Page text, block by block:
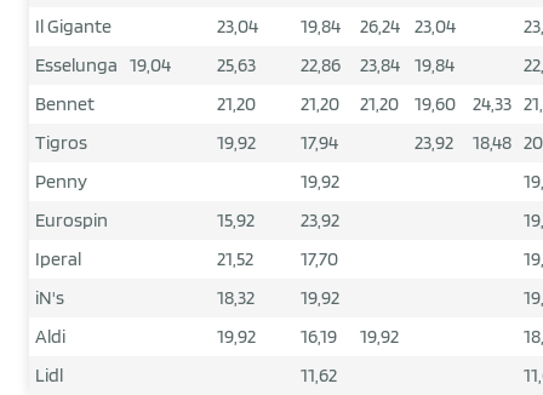
Il Gigante
23,04 19,84 26,24 23,04
Esselunga 19,04 25,63 22,86 23,84 19,84
Bennet
21,20 21,20 21,20 19,60 24,33
Tigros
19,92 17,94 23,92 18,48
Penny
19,92
Eurospin
15,92 23,92
Iperal
21,52 17,70
iN's
18,32 19,92
Aldi
19,92 16,19 19,92
Lidl
11,62